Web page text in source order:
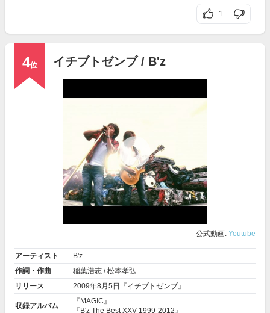
1
4位 イチブトゼンブ / B'z
公式動画: Youtube
アーティスト
B'z
作詞・作曲
稲葉浩志 / 松本孝弘
リリース
2009年8月5日『イチブトゼンブ』
収録アルバム
『MAGIC』
『B'z The Best XXV 1999-2012』